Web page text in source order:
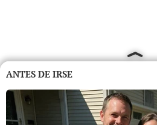
ANTES DE IRSE